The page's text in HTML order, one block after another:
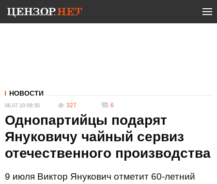
НОВОСТИ
06.07.10 09:30 327 6
Однопартийцы подарят
Януковичу чайный сервиз
отечественного производства
9 июля Виктор Янукович отметит 60-летний